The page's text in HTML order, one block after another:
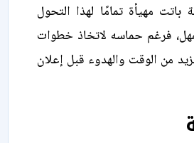
مهيأة تمامًا لهذا التحول
فرغم حماسه لاتخاذ خطوات
من الوقت والهدوء قبل إعلان